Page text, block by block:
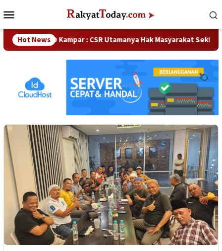
ke
Mobile
Hot News
DPRD Kampar : CSR Utamanya Hak Masyarakat Sekitar